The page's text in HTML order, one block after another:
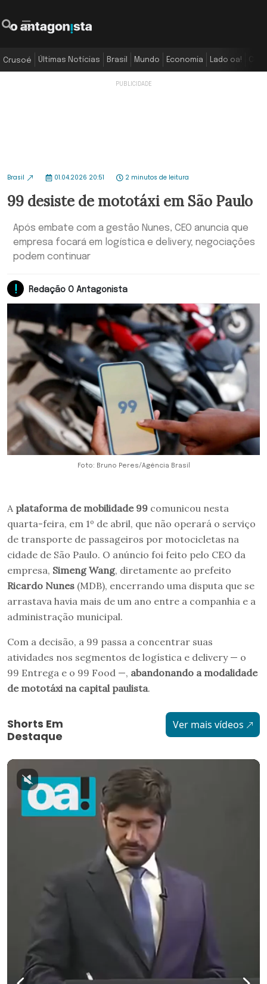
Crusoé Últimas Notícias Brasil Mundo Economia Lado oa!
Brasil 01.04.2026 20:51 2 minutos de leitura
99 desiste de mototáxi em São Paulo
Após embate com a gestão Nunes, CEO anuncia que
empresa focará em logística e delivery; negociações
podem continuar
Redação O Antagonista
Foto: Bruno Peres/Agência Brasil
A plataforma de mobilidade 99 comunicou nesta
quarta-feira, em 1º de abril, que não operará o serviço
de transporte de passageiros por motocicletas na
cidade de São Paulo. O anúncio foi feito pelo CEO da
empresa, Simeng Wang, diretamente ao prefeito
Ricardo Nunes (MDB), encerrando uma disputa que se
arrastava havia mais de um ano entre a companhia e a
administração municipal.
Com a decisão, a 99 passa a concentrar suas
atividades nos segmentos de logística e delivery — o
99 Entrega e o 99 Food —, abandonando a modalidade
de mototáxi na capital paulista.
Shorts Em
Destaque
Ver mais vídeos